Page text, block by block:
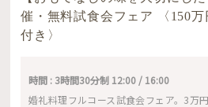
催・無料試食会フェア 〈150
付き〉
時間 : 3時間30分制 12:00 / 16:00
婚礼料理フルコース試食会フェア。3万